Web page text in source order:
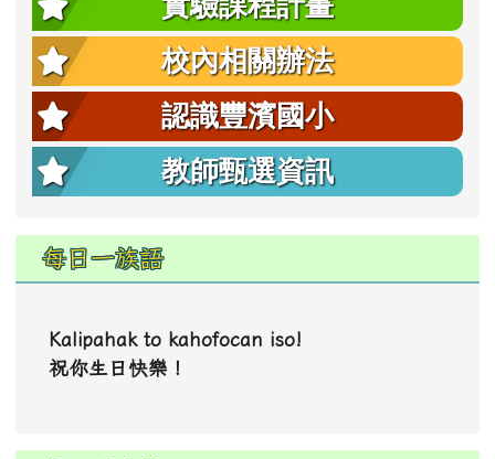
校內相關辦法
認識豐濱國小
教師甄選資訊
每日一族語
Kalipahak to kahofocan iso!
祝你生日快樂！